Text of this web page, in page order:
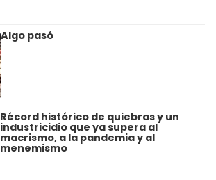
Algo pasó
Récord histórico de quiebras y un
industricidio que ya supera al
macrismo, a la pandemia y al
menemismo